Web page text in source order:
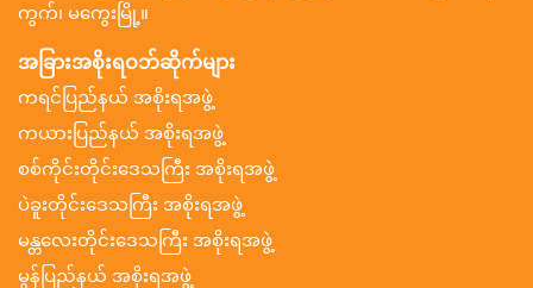
ကွက်၊ မကွေးမြို့။
အခြားအစိုးရဝဘ်ဆိုက်များ
ကရင်ပြည်နယ် အစိုးရအဖွဲ့
ကယားပြည်နယ် အစိုးရအဖွဲ့
စစ်ကိုင်းတိုင်းဒေသကြီး အစိုးရအဖွဲ့
ပဲခူးတိုင်းဒေသကြီး အစိုးရအဖွဲ့
မန္တလေးတိုင်းဒေသကြီး အစိုးရအဖွဲ့
မွန်ပြည်နယ် အစိုးရအဖွဲ့